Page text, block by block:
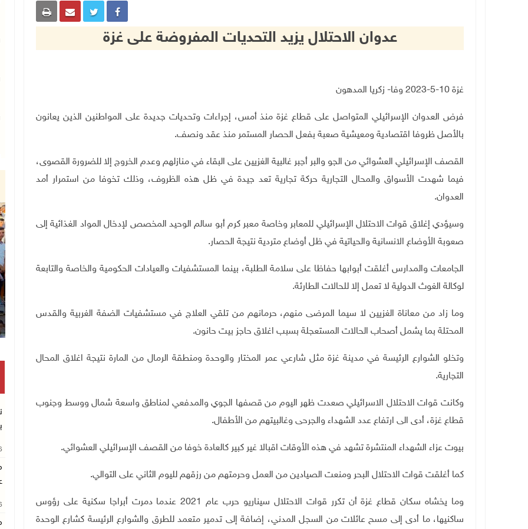
عدوان الاحتلال يزيد التحديات المفروضة على غزة
غزة 10-5-2023 وفا- زكريا المدهون
فرض العدوان الإسرائيلي المتواصل على قطاع غزة منذ أمس، إجراءات وتحديات جديدة على المواطنين الذين يعانون
بالأصل ظروفا اقتصادية ومعيشية صعبة بفعل الحصار المستمر منذ عقد ونصف.
القصف الإسرائيلي العشوائي من الجو والبر أجبر غالبية الغزيين على البقاء في منازلهم وعدم الخروج إلا للضرورة القصوى،
فيما شهدت الأسواق والمحال التجارية حركة تجارية تعد جيدة في ظل هذه الظروف، وذلك تخوفا من استمرار أمد
العدوان.
وسيؤدي إغلاق قوات الاحتلال الإسرائيلي للمعابر وخاصة معبر كرم أبو سالم الوحيد المخصص لإدخال المواد الغذائية إلى
صعوبة الأوضاع الانسانية والحياتية في ظل أوضاع متردية نتيجة الحصار.
الجامعات والمدارس أغلقت أبوابها حفاظا على سلامة الطلبة، بينما المستشفيات والعيادات الحكومية والخاصة والتابعة
لوكالة الغوث الدولية لا تعمل إلا للحالات الطارئة.
وما زاد من معاناة الغزيين لا سيما المرضى منهم، حرمانهم من تلقي العلاج في مستشفيات الضفة الغربية والقدس
المحتلة بما يشمل أصحاب الحالات المستعجلة بسبب اغلاق حاجز بيت حانون.
وتخلو الشوارع الرئيسة في مدينة غزة مثل شارعي عمر المختار والوحدة ومنطقة الرمال من المارة نتيجة اغلاق المحال
التجارية.
وكانت قوات الاحتلال الاسرائيلي صعدت ظهر اليوم من قصفها الجوي والمدفعي لمناطق واسعة شمال ووسط وجنوب
قطاع غزة، أدى الى ارتفاع عدد الشهداء والجرحى وغالبيتهم من الأطفال.
بيوت عزاء الشهداء المنتشرة تشهد في هذه الأوقات اقبالا غير كبير كالعادة خوفا من القصف الإسرائيلي العشوائي.
كما أغلقت قوات الاحتلال البحر ومنعت الصيادين من العمل وحرمتهم من رزقهم لليوم الثاني على التوالي.
وما يخشاه سكان قطاع غزة أن تكرر قوات الاحتلال سيناريو حرب عام 2021 عندما دمرت أبراجا سكنية على رؤوس
ساكنيها، ما أدى إلى مسح عائلات من السجل المدني، إضافة إلى تدمير متعمد للطرق والشوارع الرئيسة كشارع الوحدة